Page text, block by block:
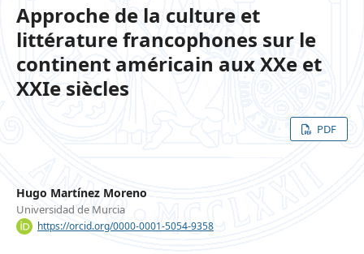
Approche de la culture et
littérature francophones sur le
continent américain aux XXe et
XXIe siècles
PDF
Hugo Martínez Moreno
Universidad de Murcia
https://orcid.org/0000-0001-5054-9358